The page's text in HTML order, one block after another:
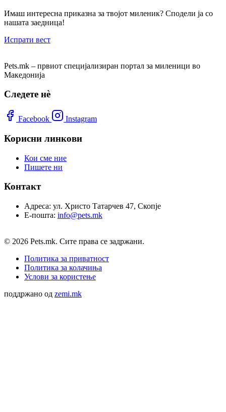
Имаш интересна приказна за твојот миленик? Сподели ја со
нашата заедница!
Испрати вест
Pets.mk – првиот специјализиран портал за миленици во
Македонија
Следете нѐ
Facebook Instagram
Корисни линкови
Кои сме ние
Пишете ни
Контакт
Адреса: ул. Христо Татарчев 47, Скопје
Е-пошта: info@pets.mk
© 2026 Pets.mk. Сите права се задржани.
Политика за приватност
Политика за колачиња
Услови за користење
поддржано од zemi.mk